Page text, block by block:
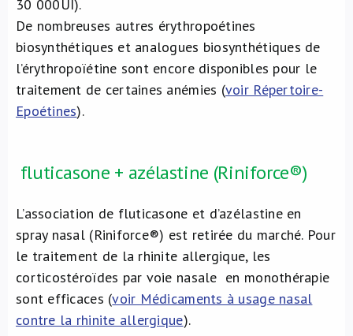
30 000UI).
De nombreuses autres érythropoétines
biosynthétiques et analogues biosynthétiques de
l’érythropoïétine sont encore disponibles pour le
traitement de certaines anémies (voir Répertoire-
Epoétines).
fluticasone + azélastine (Riniforce®)
L’association de fluticasone et d’azélastine en
spray nasal (Riniforce®) est retirée du marché. Pour
le traitement de la rhinite allergique, les
corticostéroïdes par voie nasale en monothérapie
sont efficaces (voir Médicaments à usage nasal
contre la rhinite allergique).